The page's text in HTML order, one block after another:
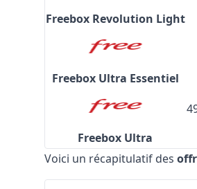
Freebox Revolution Light
Freebox Ultra Essentiel
Freebox Ultra
Voici un récapitulatif des